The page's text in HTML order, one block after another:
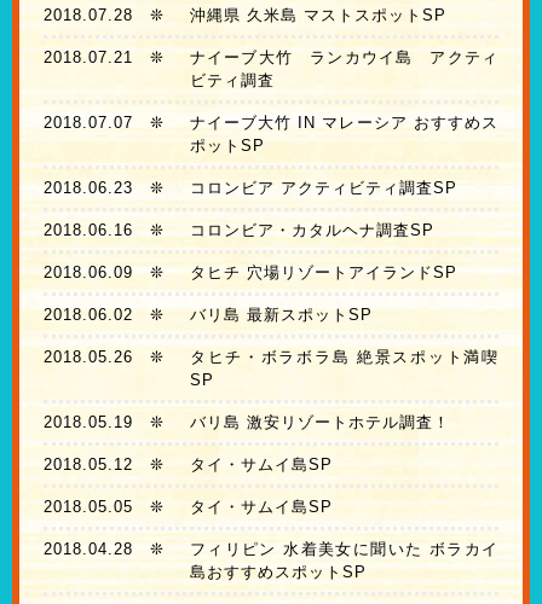
2018.07.28 ❊ 沖縄県 久米島 マストスポットSP
2018.07.21 ❊
ナイーブ大竹 ランカウイ島 アクティ
ビティ調査
2018.07.07 ❊
ナイーブ大竹 IN マレーシア おすすめス
ポットSP
2018.06.23 ❊ コロンビア アクティビティ調査SP
2018.06.16❊ コロンビア・カタルヘナ調査SP
2018.06.09 ❊ タヒチ 穴場リゾートアイランドSP
2018.06.02 ❊ バリ島 最新スポットSP
2018.05.26 ❊
タヒチ・ボラボラ島 絶景スポット満喫
SP
2018.05.19 ❊ バリ島 激安リゾートホテル調査！
2018.05.12 ❊ タイ・サムイ島SP
2018.05.05 ❊ タイ・サムイ島SP
2018.04.28 ❊
フィリピン 水着美女に聞いた ボラカイ
島おすすめスポットSP